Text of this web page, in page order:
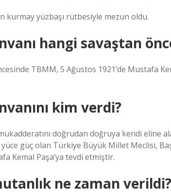
kurmay yüzbaşı rütbesiyle mezun oldu.
hangi savaştan
TBMM, 5 Ağustos 1921’de Mustafa
kim verdi?
doğrudan doğruya kendi eline
güç olan Türkiye Büyük Millet Meclisi,
Kemal Paşa’ya tevdi etmiştir.
ne zaman verildi?